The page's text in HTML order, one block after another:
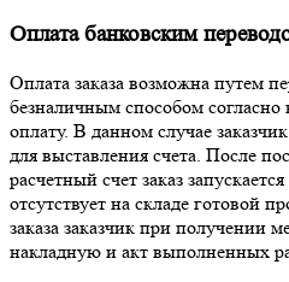
Оплата банковским
Оплата заказа возможна путем
безналичным способом согласно
оплату. В данном случае
для выставления счета. После
расчетный счет заказ
отсутствует на складе готовой
заказа заказчик при получении
накладную и акт выполненных